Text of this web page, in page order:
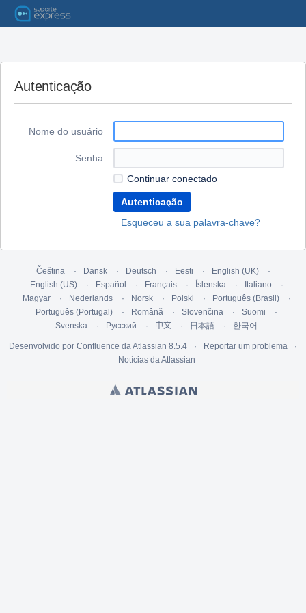
Autenticação
Nome do usuário
Senha
Continuar conectado
Esqueceu a sua palavra-chave?
Čeština Dansk Deutsch Eesti
English (UK)
English (US)
Español Français Íslenska
Italiano
Magyar
Nederlands Norsk Polski
Português (Brasil)
Português (Portugal)
Română Slovenčina
Suomi
Svenska
Русский 中文 日本語 한국어
Desenvolvido por Confluence da Atlassian 8.5.4
Reportar um problema
Notícias da Atlassian